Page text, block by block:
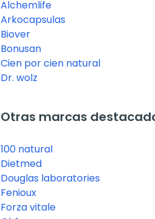
Alchemlife
Arkocapsulas
Biover
Bonusan
Cien por cien natural
Dr. wolz
Otras marcas
100 natural
Dietmed
Douglas laboratories
Fenioux
Forza vitale